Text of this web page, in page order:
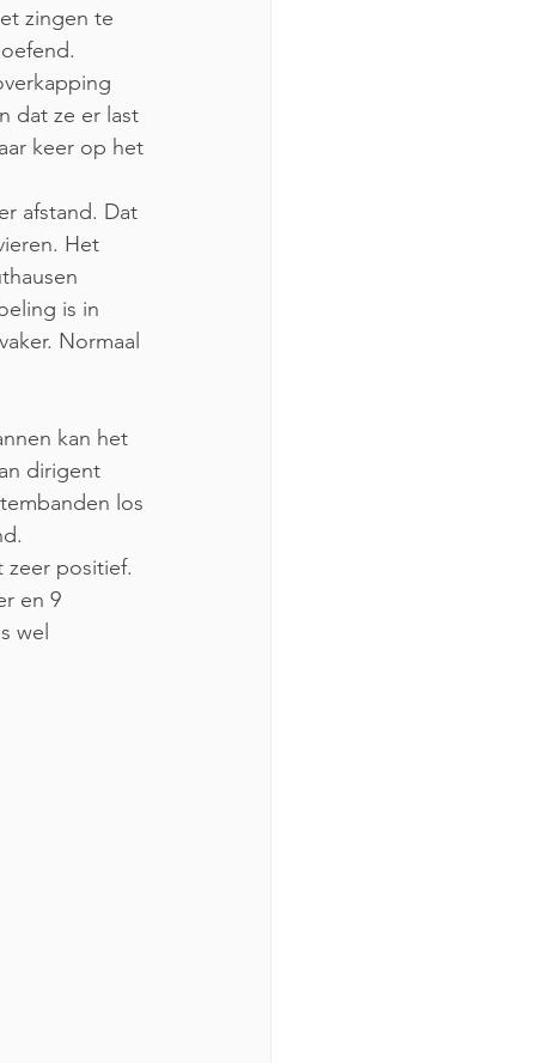
zingen te
dat ze er last
keer op het
afstand. Dat
Het
is in
Normaal
kan het
dirigent
los
zeer positief.
en 9
wel